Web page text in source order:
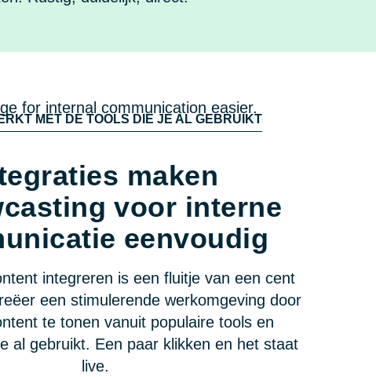
MET DE TOOLS DIE JE AL GEBRUIKT
maken
voor interne
eenvoudig
integreren is een fluitje van een cent
een stimulerende werkomgeving door
te tonen vanuit populaire tools en
al gebruikt. Een paar klikken en het staat
live.